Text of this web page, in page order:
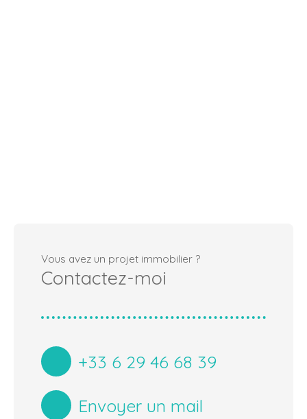
Vous avez un projet immobilier ?
Contactez-moi
+33 6 29 46 68 39
Envoyer un mail